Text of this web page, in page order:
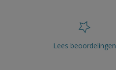
Lees beoordelingen